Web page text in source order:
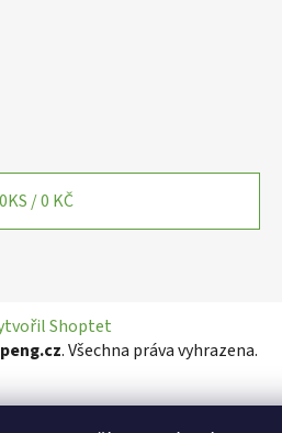
0KS /0 KČ
Shoptet
. Všechna práva vyhrazena.